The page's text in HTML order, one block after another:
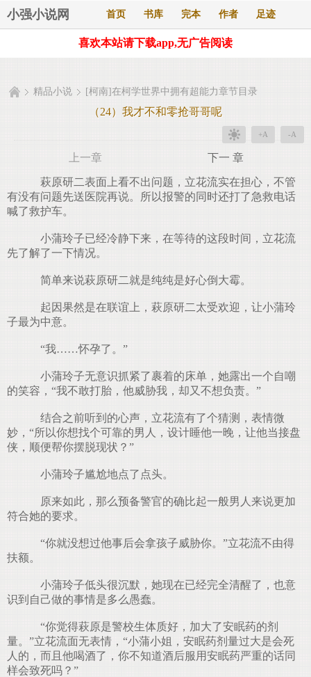
小强小说网 首页 书库 完本 作者 足迹
喜欢本站请下载app,无广告阅读
精品小说 [柯南]在柯学世界中拥有超能力章节目录
（24）我才不和零抢哥哥呢
+A -A
上一章 下一 章
萩原研二表面上看不出问题，立花流实在担心，不管
有没有问题先送医院再说。所以报警的同时还打了急救电话
喊了救护车。
小蒲玲子已经冷静下来，在等待的这段时间，立花流
先了解了一下情况。
简单来说萩原研二就是纯纯是好心倒大霉。
起因果然是在联谊上，萩原研二太受欢迎，让小蒲玲
子最为中意。
“我……怀孕了。”
小蒲玲子无意识抓紧了裹着的床单，她露出一个自嘲
的笑容，“我不敢打胎，他威胁我，却又不想负责。”
结合之前听到的心声，立花流有了个猜测，表情微
妙，“所以你想找个可靠的男人，设计睡他一晚，让他当接盘
侠，顺便帮你摆脱现状？”
小蒲玲子尴尬地点了点头。
原来如此，那么预备警官的确比起一般男人来说更加
符合她的要求。
“你就没想过他事后会拿孩子威胁你。”立花流不由得
扶额。
小蒲玲子低头很沉默，她现在已经完全清醒了，也意
识到自己做的事情是多么愚蠢。
“你觉得萩原是警校生体质好，加大了安眠药的剂
量。”立花流面无表情，“小蒲小姐，安眠药剂量过大是会死
人的，而且他喝酒了，你不知道酒后服用安眠药严重的话同
样会致死吗？”